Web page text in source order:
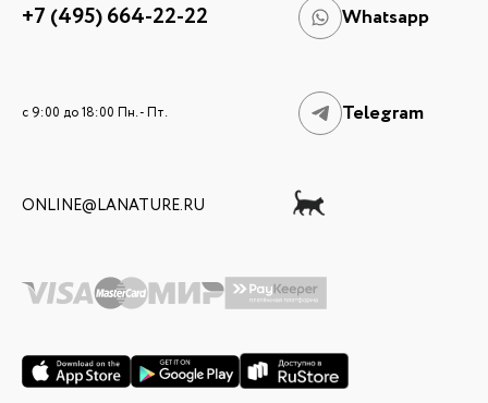
+7 (495) 664-22-22 Whatsapp
c 9:00 до 18:00 Пн. - Пт. Telegram
ONLINE@LANATURE.RU